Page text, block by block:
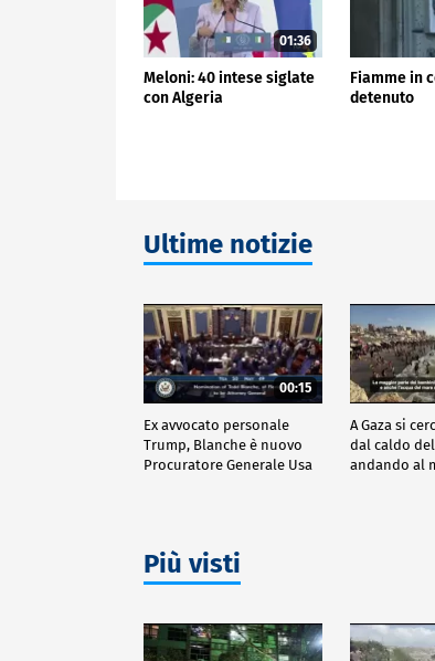
01:36
Meloni: 40 intese siglate
con Algeria
Fiamme in
detenuto
Ultime notizie
00:15
Ex avvocato personale
Trump, Blanche è nuovo
Procuratore Generale Usa
A Gaza si
dal caldo
andando al
Più visti